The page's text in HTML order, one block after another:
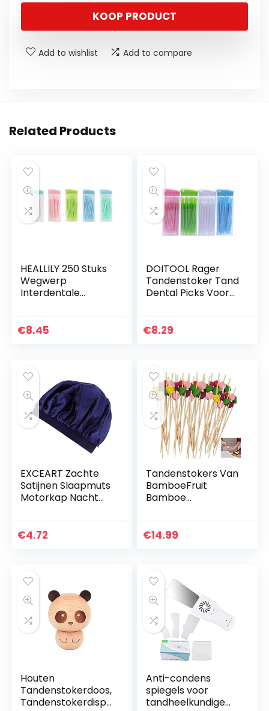
KOOP PRODUCT
Add to wishlist Add to compare
Related Products
HEALLILY 250 Stuks
Wegwerp
Interdentale
Tandenstokers
€8.45
DOITOOL Rager
Tandenstoker Tand
Dental Picks Voor
Interdentale
€8.29
EXCEART Zachte
Satijnen Slaapmuts
Motorkap Nacht
Zijdeachtige
€4.72
Tandenstokers Van
BamboeFruit
Bamboe
Tandenstoker
s…
€14.99
Houten
Tandenstokerdoos,
Tandenstokerdispe
Anti-condens
spiegels voor
tandheelkundige